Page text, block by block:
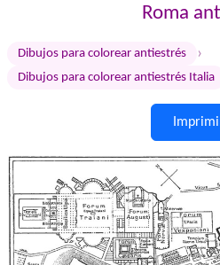
Roma
Dibujos para colorear antiestrés ›
Dibujos para colorear antiestrés Italia